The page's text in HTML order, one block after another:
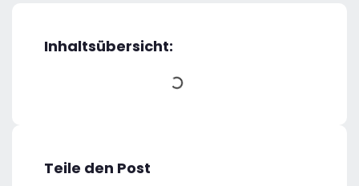
Inhaltsübersicht:
Teile den Post